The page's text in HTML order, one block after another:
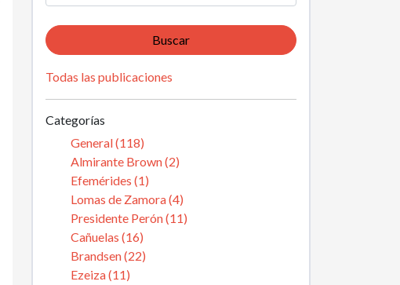
Buscar
Todas las publicaciones
Categorías
General (118)
Almirante Brown (2)
Efemérides (1)
Lomas de Zamora (4)
Presidente Perón (11)
Cañuelas (16)
Brandsen (22)
Ezeiza (11)